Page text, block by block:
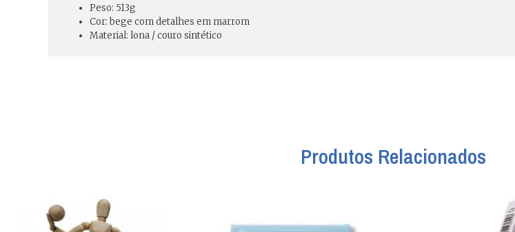
Peso: 513g
Cor: bege com detalhes em marrom
Material: lona / couro sintético
Produtos Relacionados